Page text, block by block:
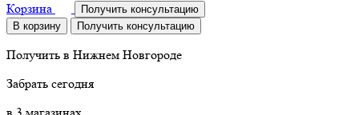
Корзина
Получить консультацию
В корзину
Получить консультацию
Получить в Нижнем Новгороде
Забрать сегодня